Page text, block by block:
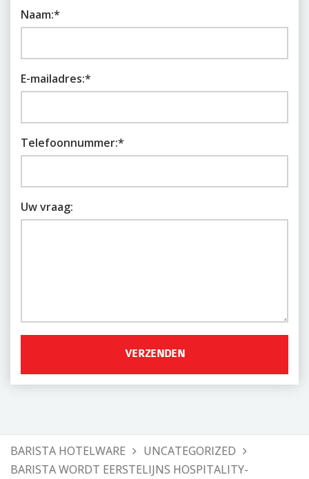
Naam:*
E-mailadres:*
Telefoonnummer:*
Uw vraag:
BARISTA HOTELWARE
UNCATEGORIZED
BARISTA WORDT EERSTELIJNS HOSPITALITY-